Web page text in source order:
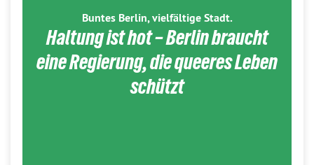
Buntes Berlin, vielfältige Stadt.
Haltung ist hot – Berlin braucht
eine Regierung, die queeres Leben
schützt